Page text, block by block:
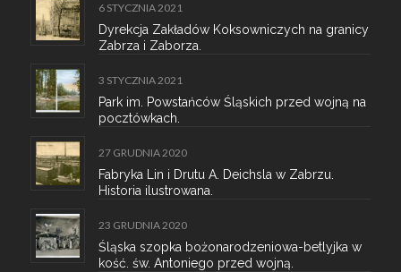
6 STYCZNIA 2021
Dyrekcja Zakładów Koksowniczych na granicy
Zabrza i Zaborza.
3 STYCZNIA 2021
Park im. Powstańców Śląskich przed wojną na
pocztówkach.
27 GRUDNIA 2020
Fabryka Lin i Drutu A. Deichsla w Zabrzu.
Historia ilustrowana.
23 GRUDNIA 2020
Śląska szopka bożonarodzeniowa-betlyjka w
kość. św. Antoniego przed wojną.